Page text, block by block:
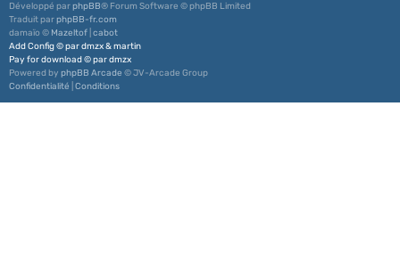
Développé parphpBB® Forum Software © phpBB Limited
Traduit parphpBB-fr.com
damaïo © Mazeltof cabot
Add Config©pardmzx&martin
Pay for download ©pardmzx
Powered by phpBB Arcade © JV-Arcade Group
Confidentialité Conditions